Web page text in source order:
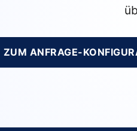
ZUM ANFRAGE-